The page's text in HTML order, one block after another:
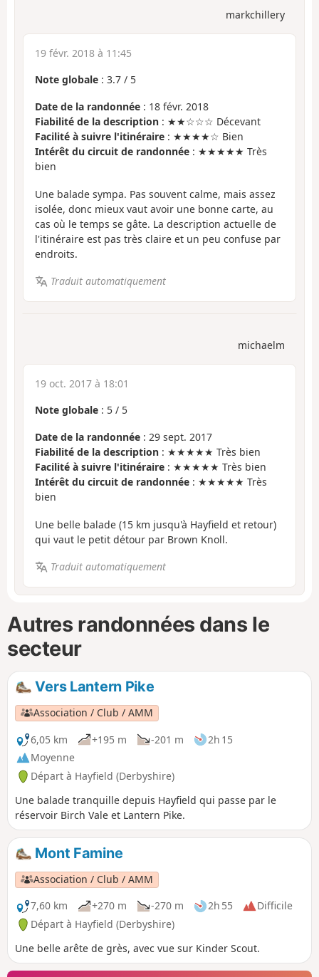
markchillery
19 févr. 2018 à 11:45
Note globale : 3.7 / 5
Date de la randonnée : 18 févr. 2018
Fiabilité de la description : ★★☆☆☆ Décevant
Facilité à suivre l'itinéraire : ★★★★☆ Bien
Intérêt du circuit de randonnée : ★★★★★ Très
bien
Une balade sympa. Pas souvent calme, mais assez
isolée, donc mieux vaut avoir une bonne carte, au
cas où le temps se gâte. La description actuelle de
l'itinéraire est pas très claire et un peu confuse par
endroits.
Traduit automatiquement
michaelm
19 oct. 2017 à 18:01
Note globale : 5 / 5
Date de la randonnée : 29 sept. 2017
Fiabilité de la description : ★★★★★ Très bien
Facilité à suivre l'itinéraire : ★★★★★ Très bien
Intérêt du circuit de randonnée : ★★★★★ Très
bien
Une belle balade (15 km jusqu'à Hayfield et retour)
qui vaut le petit détour par Brown Knoll.
Traduit automatiquement
Autres randonnées dans le
secteur
Vers Lantern Pike
Association / Club / AMM
6,05 km
+195 m -201 m
2h 15
Moyenne
Départ à Hayfield (Derbyshire)
Une balade tranquille depuis Hayfield qui passe par le
réservoir Birch Vale et Lantern Pike.
Mont Famine
Association / Club / AMM
7,60 km
+270 m -270 m 2h 55
Difficile
Départ à Hayfield (Derbyshire)
Une belle arête de grès, avec vue sur Kinder Scout.